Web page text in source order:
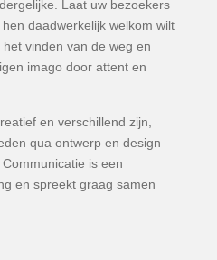
Laat uw bezoekers
daadwerkelijk welkom wilt
vinden van de weg en
imago door attent en
en verschillend zijn,
qua ontwerp en design
is een
en spreekt graag samen